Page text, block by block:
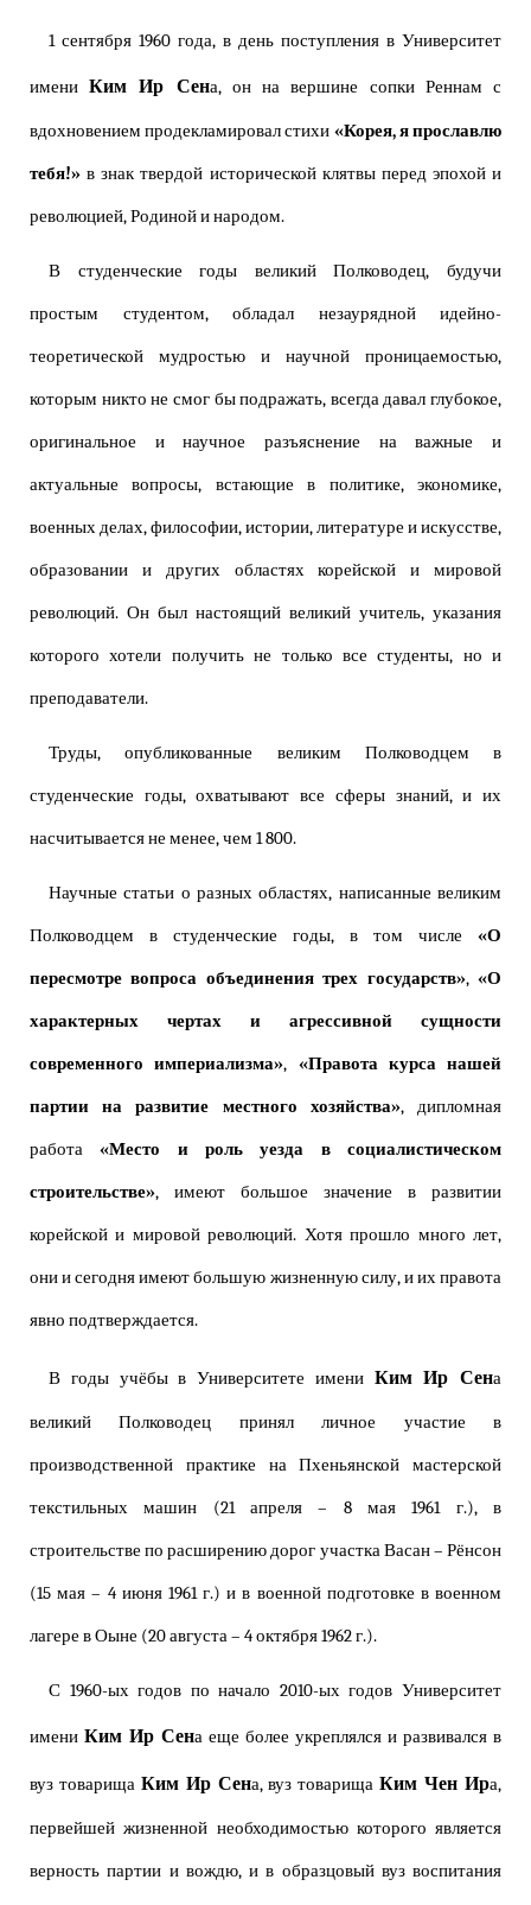
1 сентября 1960 года, в день поступления в Университет
имениКим Ир Сена, он на вершине сопки Реннам с
вдохновением продекламировал стихи «Корея, я прославлю
тебя!» в знак твердой исторической клятвы перед эпохой и
революцией, Родиной и народом.
В студенческие годы великий Полководец, будучи
простым студентом, обладал незаурядной идейно-
теоретической мудростью и научной проницаемостью,
которым никто не смог бы подражать, всегда давал глубокое,
оригинальное и научное разъяснение на важные и
актуальные вопросы, встающие в политике, экономике,
военных делах, философии, истории, литературе и искусстве,
образовании и других областях корейской и мировой
революций. Он был настоящий великий учитель, указания
которого хотели получить не только все студенты, но и
преподаватели.
Труды, опубликованные великим Полководцем в
студенческие годы, охватывают все сферы знаний, и их
насчитывается не менее, чем 1 800.
Научные статьи о разных областях, написанные великим
Полководцем в студенческие годы, в том числе «О
пересмотре вопроса объединения трех государств»,«О
характерных чертах и агрессивной сущности
современного империализма», «Правота курса нашей
партии на развитие местного хозяйства», дипломная
работа«Место и роль уезда в социалистическом
строительстве», имеют большое значение в развитии
корейской и мировой революций. Хотя прошло много лет,
они и сегодня имеют большую жизненную силу, и их правота
явно подтверждается.
В годы учёбы в Университете имени Ким Ир Сена
великий Полководец принял личное участие в
производственной практике на Пхеньянской мастерской
текстильных машин (21 апреля – 8 мая 1961 г.), в
строительстве по расширению дорог участка Васан – Рёнсон
(15 мая – 4 июня 1961 г.) и в военной подготовке в военном
лагере в Оыне (20 августа – 4 октября 1962 г.).
С 1960-ых годов по начало 2010-ых годов Университет
имени Ким Ир Сена еще более укреплялся и развивался в
вуз товарища Ким Ир Сена, вуз товарищаКим Чен Ира,
первейшей жизненной необходимостью которого является
верность партии и вождю, и в образцовый вуз воспитания